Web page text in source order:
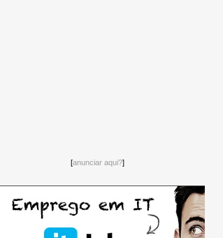
[anunciar aqui?]